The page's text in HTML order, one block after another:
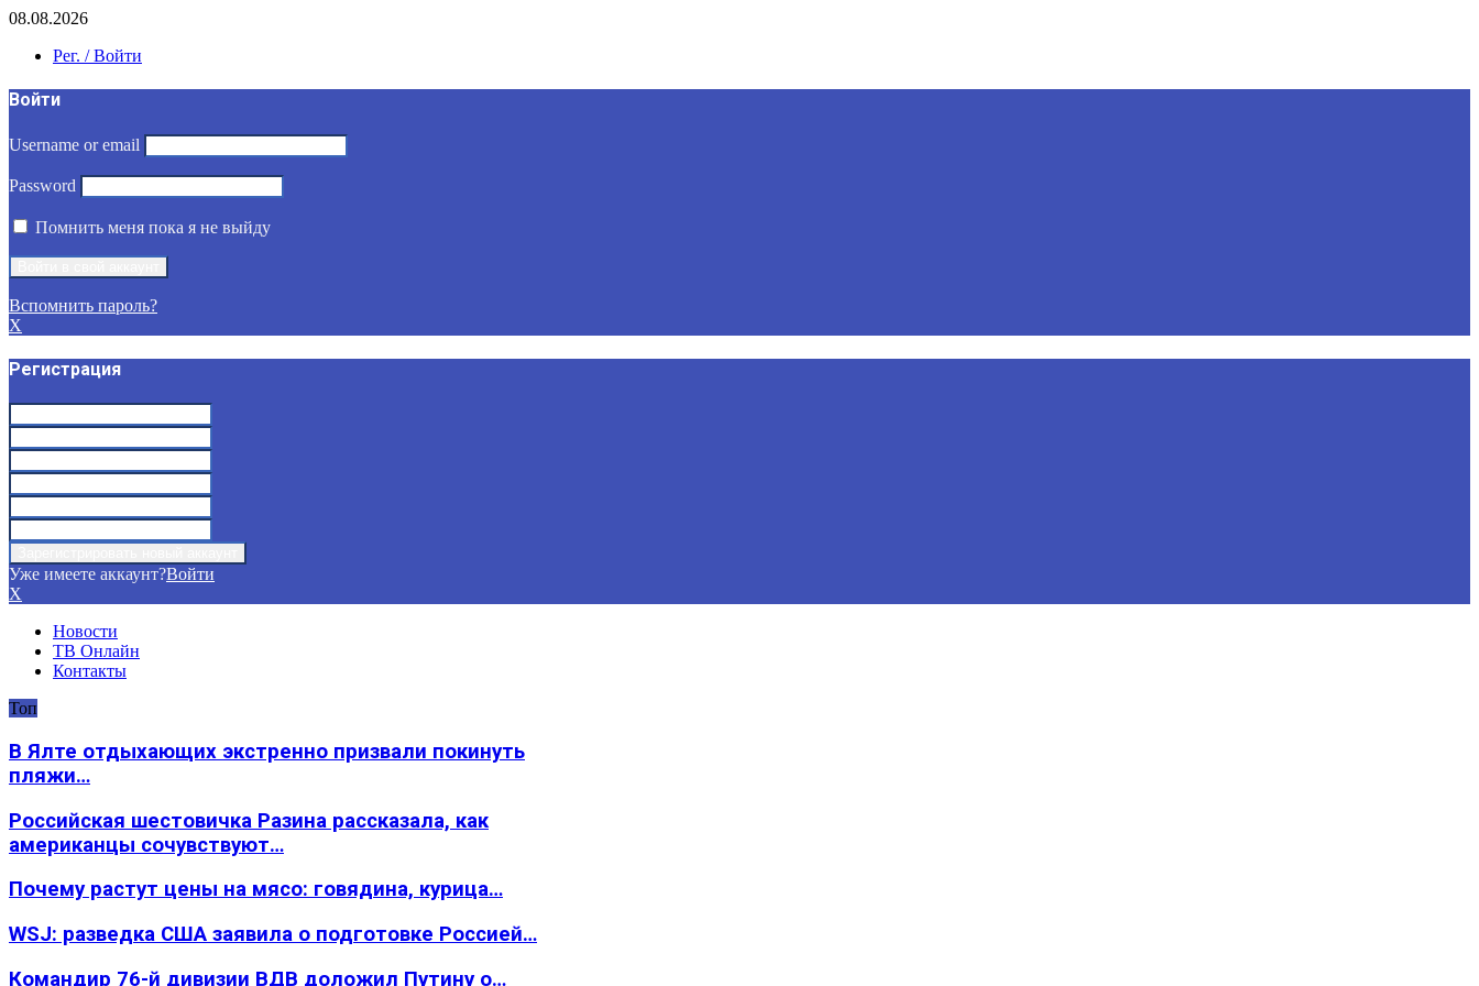
08.08.2026
Рег. / Войти
Войти
Username or email
Password
Помнить меня пока я не выйду
Вспомнить пароль?
X
Регистрация
Уже имеете аккаунт?Войти
X
Новости
ТВ Онлайн
Контакты
Топ
В Ялте отдыхающих экстренно призвали покинуть
пляжи…
Российская шестовичка Разина рассказала, как
американцы сочувствуют…
Почему растут цены на мясо: говядина, курица…
WSJ: разведка США заявила о подготовке Россией…
Командир 76-й дивизии ВДВ доложил Путину о…